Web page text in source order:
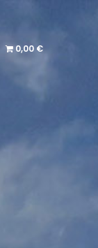
0,00 €